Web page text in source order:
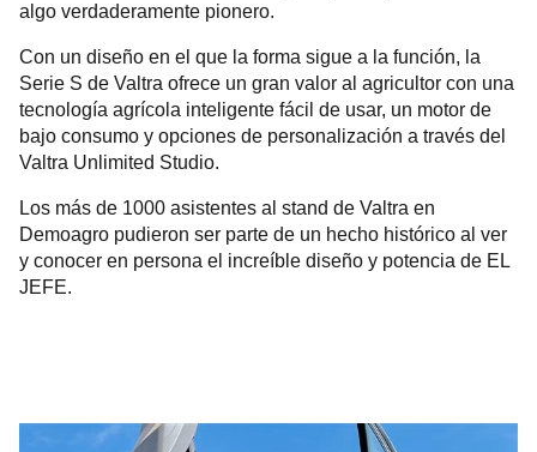
algo verdaderamente pionero.
Con un diseño en el que la forma sigue a la función, la
Serie S de Valtra ofrece un gran valor al agricultor con una
tecnología agrícola inteligente fácil de usar, un motor de
bajo consumo y opciones de personalización a través del
Valtra Unlimited Studio.
Los más de 1000 asistentes al stand de Valtra en
Demoagro pudieron ser parte de un hecho histórico al ver
y conocer en persona el increíble diseño y potencia de EL
JEFE.